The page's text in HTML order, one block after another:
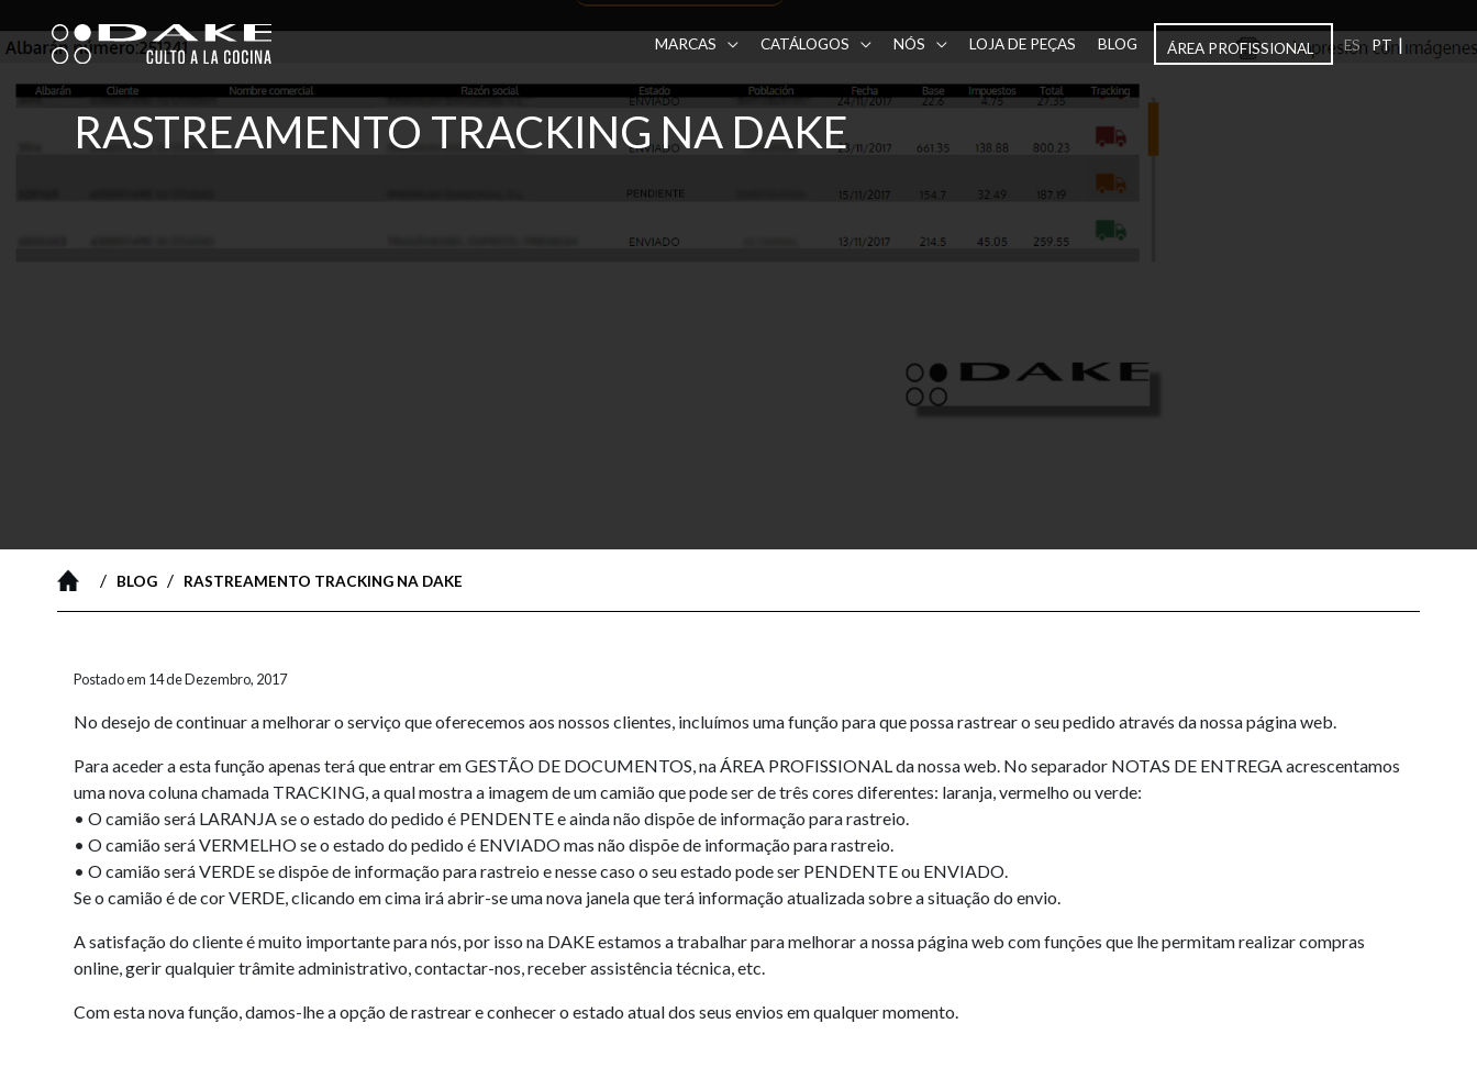
to
content
MARCAS CATÁLOGOS NÓS LOJA DE PEÇAS BLOG ÁREA PROFISSIONAL ES PT |
RASTREAMENTO TRACKING NA DAKE
/ BLOG / RASTREAMENTO TRACKING NA DAKE
Postado em 14 de Dezembro, 2017
No desejo de continuar a melhorar o serviço que oferecemos aos nossos clientes, incluímos uma função para que possa rastrear o seu pedido através da nossa página web.
Para aceder a esta função apenas terá que entrar em GESTÃO DE DOCUMENTOS, na ÁREA PROFISSIONAL da nossa web. No separador NOTAS DE ENTREGA acrescentamos
uma nova coluna chamada TRACKING, a qual mostra a imagem de um camião que pode ser de três cores diferentes: laranja, vermelho ou verde:
• O camião será LARANJA se o estado do pedido é PENDENTE e ainda não dispõe de informação para rastreio.
• O camião será VERMELHO se o estado do pedido é ENVIADO mas não dispõe de informação para rastreio.
• O camião será VERDE se dispõe de informação para rastreio e nesse caso o seu estado pode ser PENDENTE ou ENVIADO.
Se o camião é de cor VERDE, clicando em cima irá abrir-se uma nova janela que terá informação atualizada sobre a situação do envio.
A satisfação do cliente é muito importante para nós, por isso na DAKE estamos a trabalhar para melhorar a nossa página web com funções que lhe permitam realizar compras
online, gerir qualquier trâmite administrativo, contactar-nos, receber assistência técnica, etc.
Com esta nova função, damos-lhe a opção de rastrear e conhecer o estado atual dos seus envios em qualquer momento.